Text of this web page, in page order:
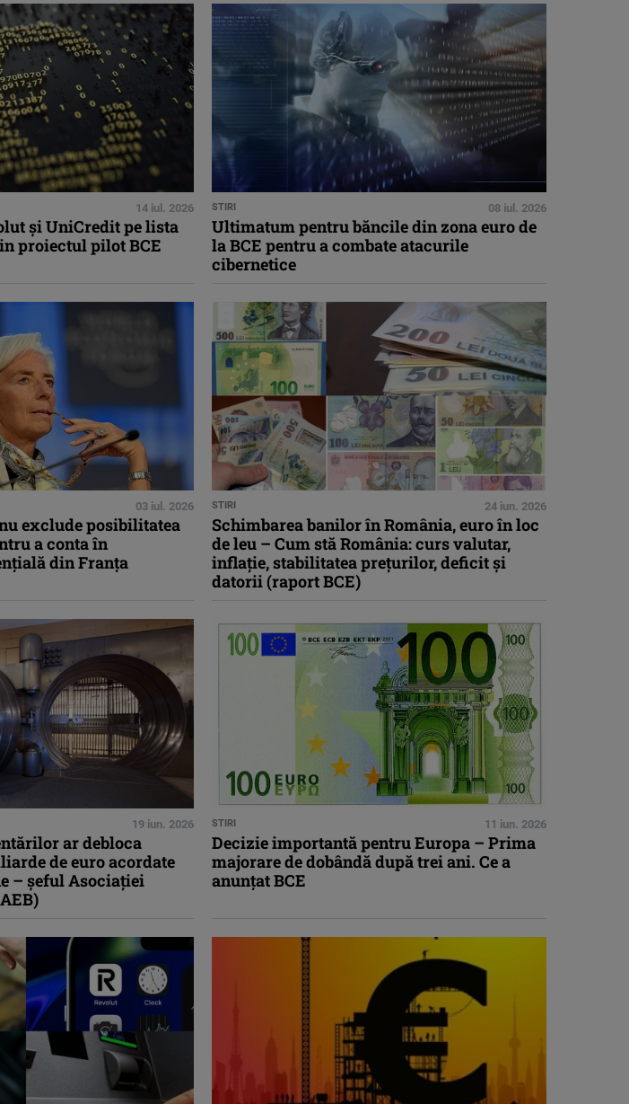
14 iul. 2026
şi UniCredit pe lista
proiectul pilot BCE
STIRI 08 iul. 2026
Ultimatum pentru băncile din zona euro de
la BCE pentru a combate atacurile
cibernetice
03 iul. 2026
exclude posibilitatea
a conta în
din Franţa
STIRI 24 iun. 2026
Schimbarea banilor în România, euro în loc
de leu – Cum stă România: curs valutar,
inflaţie, stabilitatea preţurilor, deficit şi
datorii (raport BCE)
19 iun. 2026
ar debloca
de euro acordate
– şeful Asociaţiei
STIRI 11 iun. 2026
Decizie importantă pentru Europa – Prima
majorare de dobândă după trei ani. Ce a
anunţat BCE